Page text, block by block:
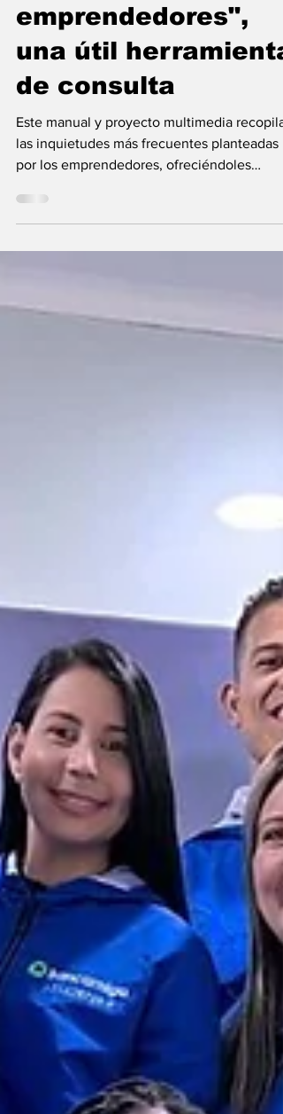
"Manual para
emprendedores",
una útil herramienta
de consulta
Este manual y proyecto multimedia recopila
las inquietudes más frecuentes planteadas
por los emprendedores, ofreciéndoles